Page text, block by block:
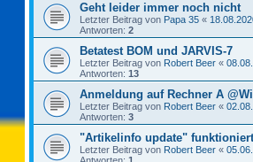
Geht leider immer noch nicht
Letzter Beitrag von Papa 35 «
Antworten: 2
Betatest BOM und JARVIS-7
Letzter Beitrag von Robert Beer «
Antworten: 13
Anmeldung auf Rechner A
Letzter Beitrag von Robert Beer «
Antworten: 3
"Artikelinfo update"
Letzter Beitrag von Robert Beer «